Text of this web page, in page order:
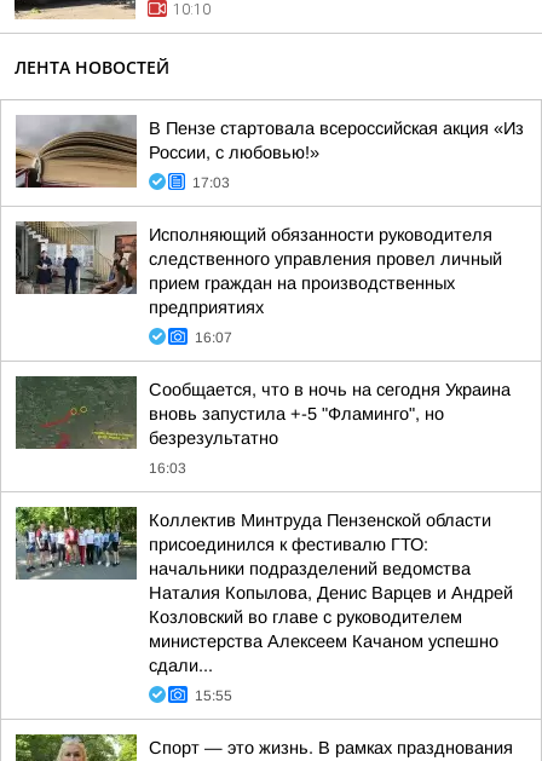
10:10
ЛЕНТА НОВОСТЕЙ
В Пензе стартовала всероссийская акция «Из
России, с любовью!»
17:03
Исполняющий обязанности руководителя
следственного управления провел личный
прием граждан на производственных
предприятиях
16:07
Сообщается, что в ночь на сегодня Украина
вновь запустила +-5 "Фламинго", но
безрезультатно
16:03
Коллектив Минтруда Пензенской области
присоединился к фестивалю ГТО:
начальники подразделений ведомства
Наталия Копылова, Денис Варцев и Андрей
Козловский во главе с руководителем
министерства Алексеем Качаном успешно
сдали...
15:55
Спорт — это жизнь. В рамках празднования